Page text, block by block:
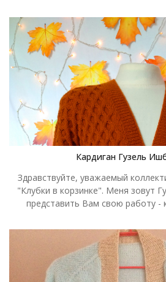
уютный, а цвет мне очень
переливом.Пряжа Lanagold Alize,
Связала спицами 4,5 и 5,5, ушло 7
Размер 50.
Кардиган Гузель
Здравствуйте, уважаемый
"Клубки в корзинке". Меня зовут
представить Вам свою работу -
источником вдохновения для его
время года - вещь незаменимая. К
вариант для подарка на День
своей сестры. Рыжий - её любимый